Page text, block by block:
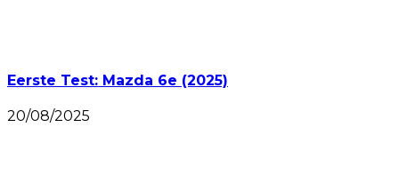
Eerste Test: Mazda 6e (2025)
20/08/2025